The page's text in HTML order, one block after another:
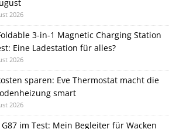
2026
3-in-1 Magnetic Charging Station
Eine Ladestation für alles?
2026
sparen: Eve Thermostat macht die
smart
2026
im Test: Mein Begleiter für Wacken